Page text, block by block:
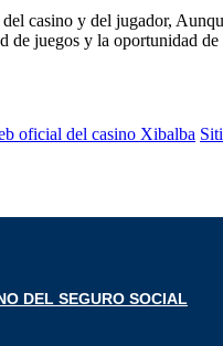
casino y del jugador,
de juegos y la oportunidad
oficial del casino Xibalba